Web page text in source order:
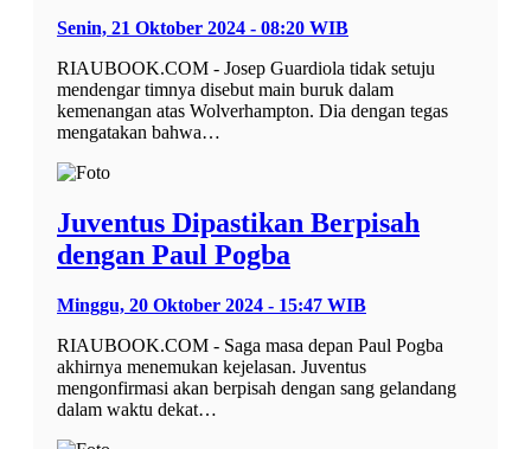
Senin, 21 Oktober 2024 - 08:20 WIB
RIAUBOOK.COM - Josep Guardiola tidak setuju
mendengar timnya disebut main buruk dalam
kemenangan atas Wolverhampton. Dia dengan tegas
mengatakan bahwa…
Juventus Dipastikan Berpisah
dengan Paul Pogba
Minggu, 20 Oktober 2024 - 15:47 WIB
RIAUBOOK.COM - Saga masa depan Paul Pogba
akhirnya menemukan kejelasan. Juventus
mengonfirmasi akan berpisah dengan sang gelandang
dalam waktu dekat…